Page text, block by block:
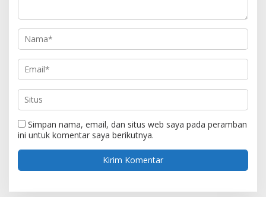
Simpan nama, email, dan situs web saya pada peramban
ini untuk komentar saya berikutnya.